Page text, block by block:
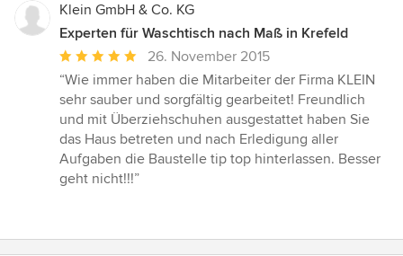
Klein GmbH & Co. KG
Experten für Waschtisch nach Maß in Krefeld
Durchschnittliche
Bewertung:
5
von
5
Sternen
26. November 2015
“Wie immer haben die Mitarbeiter der Firma KLEIN
sehr sauber und sorgfältig gearbeitet! Freundlich
und mit Überziehschuhen ausgestattet haben Sie
das Haus betreten und nach Erledigung aller
Aufgaben die Baustelle tip top hinterlassen. Besser
geht nicht!!!”